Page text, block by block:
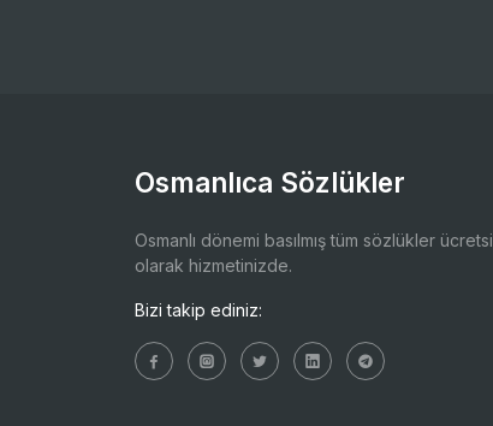
Osmanlıca Sözlükler
Osmanlı dönemi basılmış tüm sözlükler
olarak hizmetinizde.
Bizi takip ediniz: